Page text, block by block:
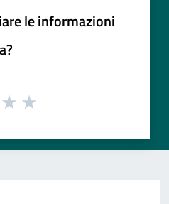
le informazioni